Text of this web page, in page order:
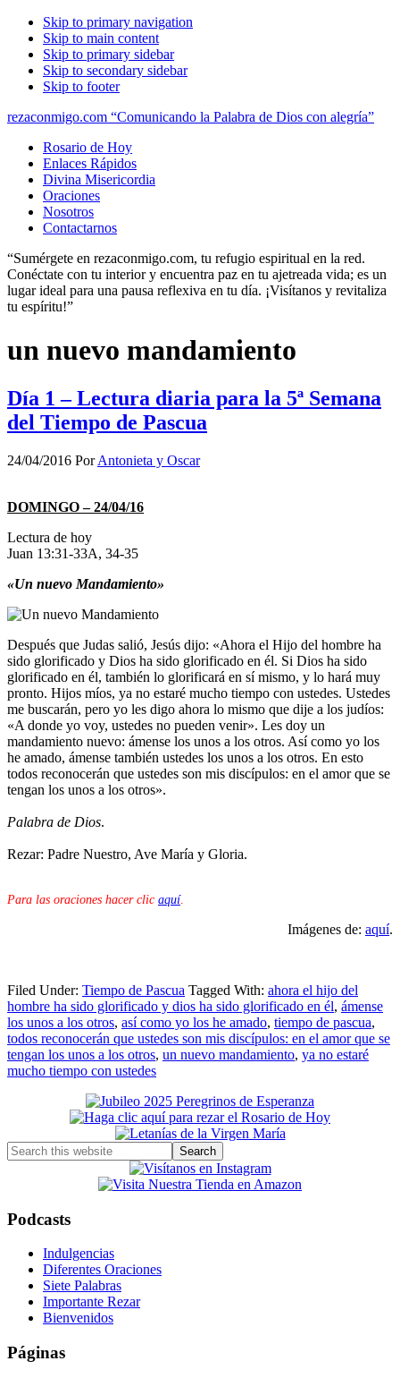
Skip to primary navigation
Skip to main content
Skip to primary sidebar
Skip to secondary sidebar
Skip to footer
rezaconmigo.com “Comunicando la Palabra de Dios con alegría”
Rosario de Hoy
Enlaces Rápidos
Divina Misericordia
Oraciones
Nosotros
Contactarnos
“Sumérgete en rezaconmigo.com, tu refugio espiritual en la red.
Conéctate con tu interior y encuentra paz en tu ajetreada vida; es un
lugar ideal para una pausa reflexiva en tu día. ¡Visítanos y revitaliza
tu espíritu!”
un nuevo mandamiento
Día 1 – Lectura diaria para la 5ª Semana
del Tiempo de Pascua
24/04/2016 PorAntonieta y Oscar
DOMINGO – 24/04/16
Lectura de hoy
Juan 13:31-33A, 34-35
«Un nuevo Mandamiento»
Después que Judas salió, Jesús dijo: «Ahora el Hijo del hombre ha
sido glorificado y Dios ha sido glorificado en él. Si Dios ha sido
glorificado en él, también lo glorificará en sí mismo, y lo hará muy
pronto. Hijos míos, ya no estaré mucho tiempo con ustedes. Ustedes
me buscarán, pero yo les digo ahora lo mismo que dije a los judíos:
«A donde yo voy, ustedes no pueden venir». Les doy un
mandamiento nuevo: ámense los unos a los otros. Así como yo los
he amado, ámense también ustedes los unos a los otros. En esto
todos reconocerán que ustedes son mis discípulos: en el amor que se
tengan los unos a los otros».
Palabra de Dios.
Rezar: Padre Nuestro, Ave María y Gloria.
Para las oraciones hacer clic aquí.
Imágenes de: aquí.
Filed Under: Tiempo de Pascua Tagged With: ahora el hijo del
hombre ha sido glorificado y dios ha sido glorificado en él, ámense
los unos a los otros, así como yo los he amado, tiempo de pascua,
todos reconocerán que ustedes son mis discípulos: en el amor que se
tengan los unos a los otros, un nuevo mandamiento, ya no estaré
mucho tiempo con ustedes
Primary
Sidebar
Search
this
Podcasts
Indulgencias
Diferentes Oraciones
Siete Palabras
Importante Rezar
Bienvenidos
Páginas